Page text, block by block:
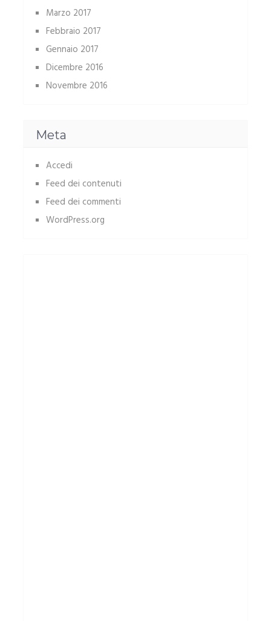
Marzo 2017
Febbraio 2017
Gennaio 2017
Dicembre 2016
Novembre 2016
Meta
Accedi
Feed dei contenuti
Feed dei commenti
WordPress.org